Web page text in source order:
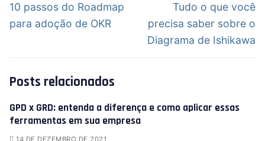
10 passos do Roadmap
para adoção de OKR
Tudo o que você
precisa saber sobre o
Diagrama de Ishikawa
Posts relacionados
GPD x GRD: entenda a diferença e como aplicar essas
ferramentas em sua empresa
14 DE DEZEMBRO DE 2021